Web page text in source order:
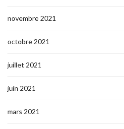
novembre 2021
octobre 2021
juillet 2021
juin 2021
mars 2021